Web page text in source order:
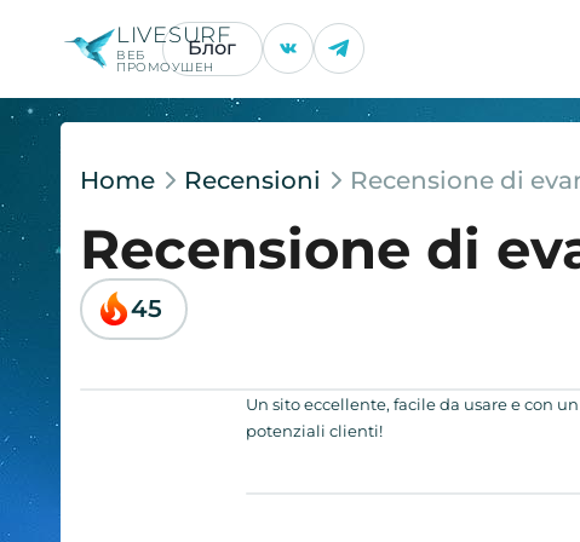
LIVESURF
ВЕБ
ПРОМОУШЕН
Блог
Home Recensioni Recensione di
Recensione di
45
Un sito eccellente, facile da usare e con
potenziali clienti!